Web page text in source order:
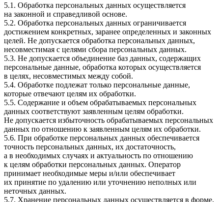
5.1. Обработка персональных данных осуществляется
на законной и справедливой основе.
5.2. Обработка персональных данных ограничивается
достижением конкретных, заранее определенных и законных
целей. Не допускается обработка персональных данных,
несовместимая с целями сбора персональных данных.
5.3. Не допускается объединение баз данных, содержащих
персональные данные, обработка которых осуществляется
в целях, несовместимых между собой.
5.4. Обработке подлежат только персональные данные,
которые отвечают целям их обработки.
5.5. Содержание и объем обрабатываемых персональных
данных соответствуют заявленным целям обработки.
Не допускается избыточность обрабатываемых персональных
данных по отношению к заявленным целям их обработки.
5.6. При обработке персональных данных обеспечивается
точность персональных данных, их достаточность,
а в необходимых случаях и актуальность по отношению
к целям обработки персональных данных. Оператор
принимает необходимые меры и/или обеспечивает
их принятие по удалению или уточнению неполных или
неточных данных.
5.7. Хранение персональных данных осуществляется в форме,